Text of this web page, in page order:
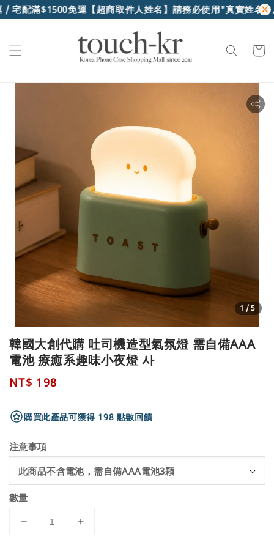
宅配滿$1500免運【超商取件人姓名】請務必使用"真實姓名"
1 /5
韓國大創代購 吐司機造型氣氛燈 需自備AAA
電池 療癒系趣味小夜燈 사
Regular
NT$ 198
購買此產品可獲得 198 點數回饋
注意事項
數量